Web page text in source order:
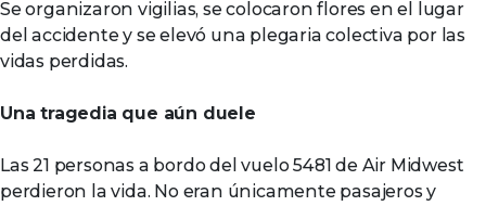
Se organizaron vigilias, se colocaron flores en el lugar
del accidente y se elevó una plegaria colectiva por las
vidas perdidas.
Una tragedia que aún duele
Las 21 personas a bordo del vuelo 5481 de Air Midwest
perdieron la vida. No eran únicamente pasajeros y